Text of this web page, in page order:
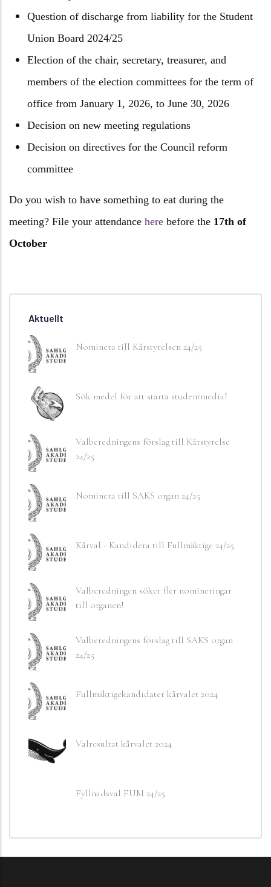
Question of discharge from liability for the Student
Union Board 2024/25
Election of the chair, secretary, treasurer, and
members of the election committees for the term of
office from January 1, 2026, to June 30, 2026
Decision on new meeting regulations
Decision on directives for the Council reform
committee
Do you wish to have something to eat during the
meeting? File your attendance here before the 17th of
October
Aktuellt
Nominera till Kårstyrelsen 24/25
Sök medel för att starta studentmedia!
Valberedningens förslag till Kårstyrelse
24/25
Nominera till SAKS organ 24/25
Kårval - Kandidera till Fullmäktige 24/25
Valberedningen söker fler nomineringar
till organen!
Valberedningens förslag till SAKS organ
24/25
Fullmäktigekandidater kårvalet 2024
Valresultat kårvalet 2024
Fyllnadsval FUM 24/25